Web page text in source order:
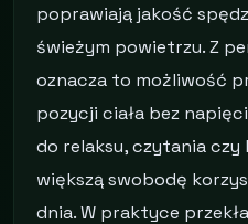
poprawiają jakość
świeżym powietrzu. Z
oznacza to możliwość
pozycji ciała bez
do relaksu, czytania
większą swobodę
dnia. W praktyce